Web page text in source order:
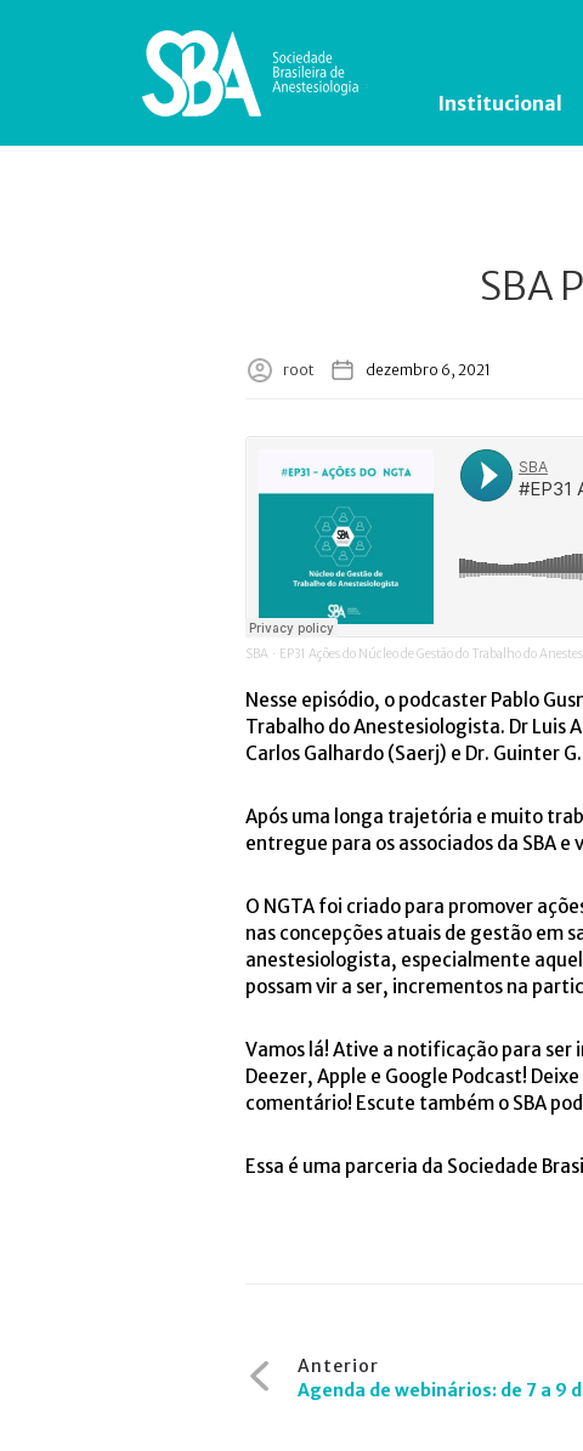
Institucional
SBA
root dezembro 6, 2021
SBA · EP31 Ações do Núcleo de Gestão do Trabalho do
Nesse episódio, o podcaster Pablo
Trabalho do Anestesiologista. Dr Luis
Carlos Galhardo (Saerj) e Dr. Guinter
Após uma longa trajetória e muito
entregue para os associados da SBA
O NGTA foi criado para promover
nas concepções atuais de gestão em
anestesiologista, especialmente
possam vir a ser, incrementos na
Vamos lá! Ative a notificação para ser
Deezer, Apple e Google Podcast!
comentário! Escute também o SBA
Essa é uma parceria da Sociedade
de
Anterior
Agenda de webinários: de 7 a 9